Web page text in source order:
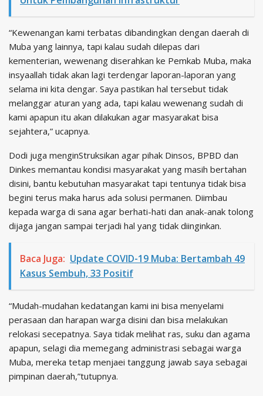
“Kewenangan kami terbatas dibandingkan dengan daerah di
Muba yang lainnya, tapi kalau sudah dilepas dari
kementerian, wewenang diserahkan ke Pemkab Muba, maka
insyaallah tidak akan lagi terdengar laporan-laporan yang
selama ini kita dengar. Saya pastikan hal tersebut tidak
melanggar aturan yang ada, tapi kalau wewenang sudah di
kami apapun itu akan dilakukan agar masyarakat bisa
sejahtera,” ucapnya.
Dodi juga menginStruksikan agar pihak Dinsos, BPBD dan
Dinkes memantau kondisi masyarakat yang masih bertahan
disini, bantu kebutuhan masyarakat tapi tentunya tidak bisa
begini terus maka harus ada solusi permanen. Diimbau
kepada warga di sana agar berhati-hati dan anak-anak tolong
dijaga jangan sampai terjadi hal yang tidak diinginkan.
Baca Juga: Update COVID-19 Muba: Bertambah 49
Kasus Sembuh, 33 Positif
“Mudah-mudahan kedatangan kami ini bisa menyelami
perasaan dan harapan warga disini dan bisa melakukan
relokasi secepatnya. Saya tidak melihat ras, suku dan agama
apapun, selagi dia memegang administrasi sebagai warga
Muba, mereka tetap menjaei tanggung jawab saya sebagai
pimpinan daerah,”tutupnya.